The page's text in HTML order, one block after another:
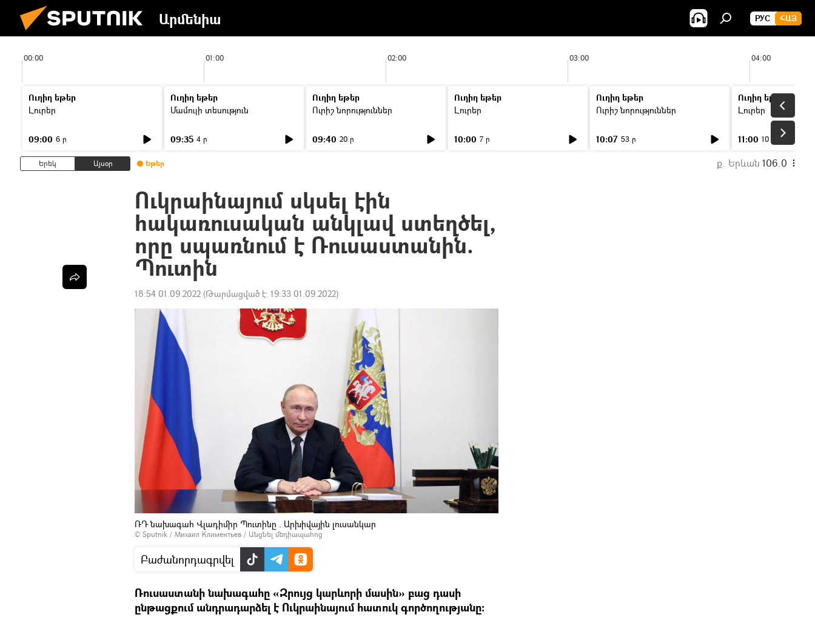
Արմենիա РУС ՀԱՅ
00:00 01:00 02:00 03:00 04:00
Ուղիղ եթեր
Լուրեր
09:00 6 ր
Ուղիղ եթեր
Մամուլի տեսություն
09:35 4 ր
Ուղիղ եթեր
Ուրիշ նորություններ
09:40 20 ր
Ուղիղ եթեր
Լուրեր
10:00 7 ր
Ուղիղ եթեր
Ուրիշ նորություններ
10:07 53 ր
Ուղիղ եթեր
Լուրեր
11:00 10 ր
Երեկ Այսօր Եթեր ք. Երևան 106.0
Ուկրաինայում սկսել էին
հակառուսական անկլավ ստեղծել,
որը սպառնում է Ռուսաստանին.
Պուտին
18:54 01.09.2022 (Թարմացված է: 19:33 01.09.2022)
ՌԴ նախագահ Վլադիմիր Պուտինը . Արխիվային լուսանկար
© Sputnik / Михаил Климентьев / Անցնել մեդիապահոց
Բաժանորդագրվել
Ռուսաստանի նախագահը «Զրույց կարևորի մասին» բաց դասի
ընթացքում անդրադարձել է Ուկրաինայում հատուկ գործողությանը: